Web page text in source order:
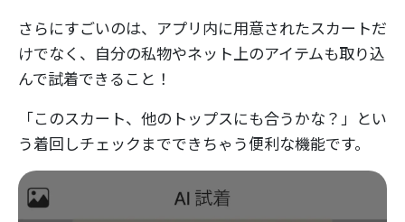
さらにすごいのは、アプリ内に用意されたスカートだ
けでなく、自分の私物やネット上のアイテムも取り込
んで試着できること！
「このスカート、他のトップスにも合うかな？」とい
う着回しチェックまでできちゃう便利な機能です。